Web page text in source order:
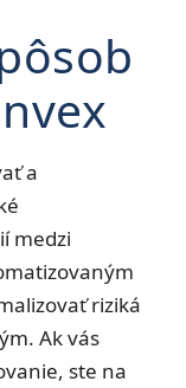
a
medzi
riziká
Ak vás
ste na